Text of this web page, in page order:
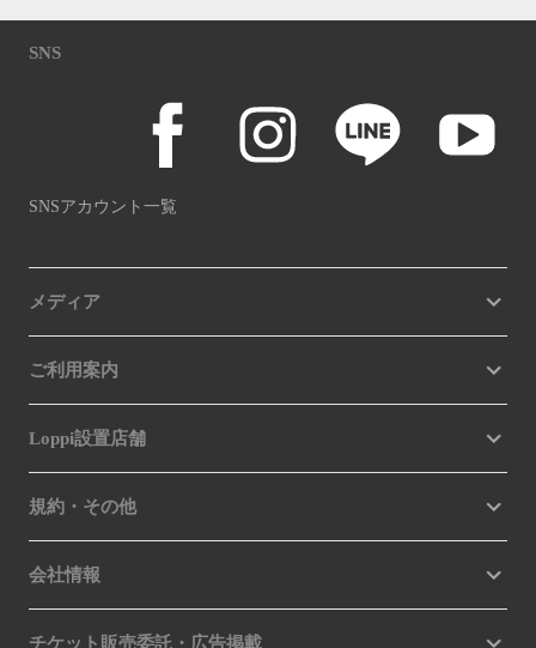
SNS
SNSアカウント一覧
メディア
ご利用案内
Loppi設置店舗
規約・その他
会社情報
チケット販売委託・広告掲載